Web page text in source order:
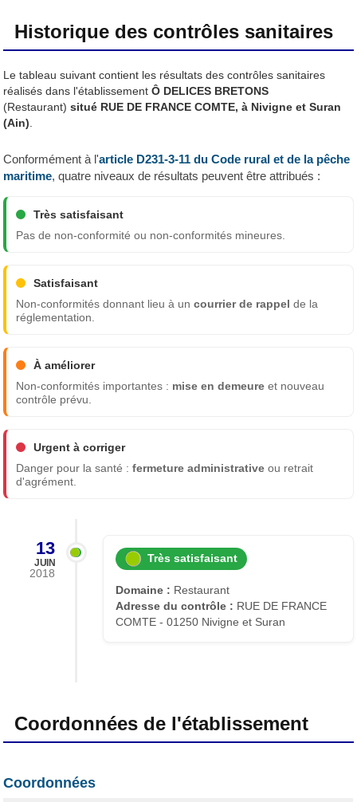
Historique des contrôles sanitaires
Le tableau suivant contient les résultats des contrôles sanitaires
réalisés dans l'établissementÔ DELICES BRETONS
(Restaurant) situé RUE DE FRANCE COMTE, à Nivigne et Suran
(Ain)
Conformément à l'article D231-3-11 du Code rural et de la pêche
maritime, quatre niveaux de résultats peuvent être attribués :
Très satisfaisant
Pas de non-conformité ou non-conformités mineures.
Satisfaisant
Non-conformités donnant lieu à uncourrier de rappel de la
réglementation.
À améliorer
Non-conformités importantes : mise en demeure et nouveau
contrôle prévu.
Urgent à corriger
Danger pour la santé :fermeture administrative ou retrait
d'agrément.
13
JUIN
2018
Très satisfaisant
Domaine : Restaurant
Adresse du contrôle : RUE DE FRANCE
COMTE - 01250 Nivigne et Suran
Coordonnées de l'établissement
Coordonnées